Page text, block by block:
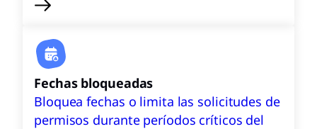
Fechas bloqueadas
Bloquea fechas o limita las solicitudes de
permisos durante períodos críticos del